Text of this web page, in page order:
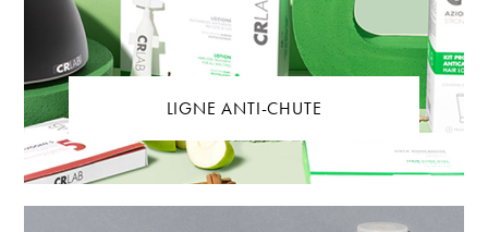
LIGNE ANTI-CHUTE